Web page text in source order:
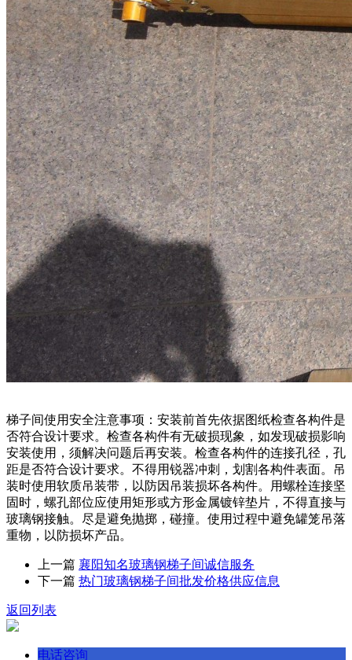
梯子间使用安全注意事项：安装前首先依据图纸检查各构件是
否符合设计要求。检查各构件有无破损现象，如发现破损影响
安装使用，须解决问题后再安装。检查各构件的连接孔径，孔
距是否符合设计要求。不得用锐器冲刺，划割各构件表面。吊
装时使用软质吊装带，以防因吊装损坏各构件。用螺栓连接坚
固时，螺孔部位应使用矩形或方形金属镀锌垫片，不得直接与
玻璃钢接触。尽是避免抛掷，碰撞。使用过程中避免罐笼吊落
重物，以防损坏产品。
上一篇 襄阳知名玻璃钢梯子间诚信服务
下一篇 热门玻璃钢梯子间批发价格供应信息
返回列表
电话咨询